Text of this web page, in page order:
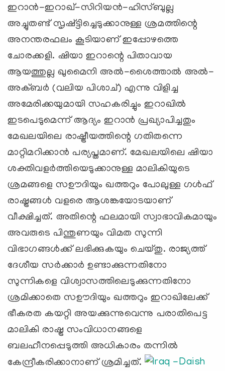
ഇറാന്‍-ഇറാഖ്‌-സിറിയന്‍-ഹിസ്ബുല്ല
അച്ചുതണ്ട് സൃഷ്ട്ടിച്ചെടുക്കാനുള്ള ശ്രമത്തിന്റെ
അനന്തരഫലം കൂടിയാണ് ഇപ്പോഴത്തെ
ചോരക്കളി. ഷിയാ ഇറാന്റെ പിതാവായ
ആയത്തുല്ല ഖുമൈനി അല്‍-ശൈത്താല്‍ അല്‍-
അക്ബര്‍ (വലിയ പിശാച്) എന്നു വിളിച്ച
അമേരിക്കയുമായി സഹകരിച്ചും ഇറാഖില്‍
ഇടപെടുമെന്ന് ആദ്യം ഇറാന്‍ പ്രഖ്യാപിച്ചതും
മേഖലയിലെ രാഷ്ട്രീയത്തിന്റെ ഗതിതന്നെ
മാറ്റിമറിക്കാന്‍ പര്യപ്തമാണ്. മേഖലയിലെ ഷിയാ
ശക്തിവളര്‍ത്തിയെടുക്കാനുള്ള മാലികിയുടെ
ശ്രമങ്ങളെ സഊദിയും ഖത്തറും പോലുള്ള ഗള്‍ഫ്‌
രാഷ്ട്രങ്ങള്‍ വളരെ ആശങ്കയോടയാണ്
വീക്ഷിച്ചത്‌. അതിന്റെ ഫലമായി സ്വാഭാവികമായും
അവരുടെ പിന്തുണയും വിമത സുന്നി
വിഭാഗങ്ങള്‍ക്ക്‌ ലഭിക്കുകയും ചെയ്തു. രാജ്യത്ത്‌
ദേശീയ സര്‍ക്കാര്‍ ഉണ്ടാക്കുന്നതിനോ
സുന്നികളെ വിശ്വാസത്തിലെടുക്കുന്നതിനോ
ശ്രമിക്കാതെ സഊദിയും ഖത്തറും ഇറാഖിലേക്ക്
ഭീകരത കയറ്റി അയക്കുന്നുവെന്നു പരാതിപെട്ട
മാലികി രാഷ്ട്ര സംവിധാനങ്ങളെ
ബലഹീനപ്പെടുത്തി അധികാരം തന്നില്‍
കേന്ദ്രീകരിക്കാനാണ് ശ്രമിച്ചത്‌.